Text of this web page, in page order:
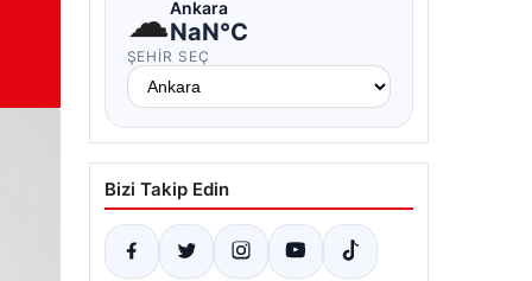
☁Ankara
NaN°C
ŞEHIR SEÇ
Bizi Takip Edin